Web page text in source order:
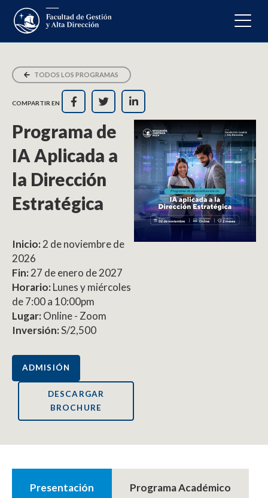
TODOS LOS PROGRAMAS
COMPARTIR EN
Programa de
IA Aplicada a
la Dirección
Estratégica
Inicio:2 de noviembre de
2026
Fin:27 de enero de 2027
Horario: Lunes y miércoles
de 7:00 a 10:00pm
Lugar: Online - Zoom
Inversión:S/2,500
ADMISIÓN
DESCARGAR
BROCHURE
Presentación Programa Académico